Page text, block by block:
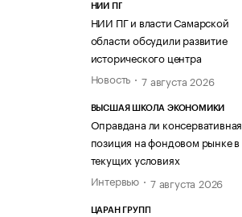
НИИ ПГ
НИИ ПГ и власти Самарской
области обсудили развитие
исторического центра
Новость
7 августа 2026
ВЫСШАЯ ШКОЛА ЭКОНОМИКИ
Оправдана ли консервативная
позиция на фондовом рынке в
текущих условиях
Интервью
7 августа 2026
ЦАРАН ГРУПП